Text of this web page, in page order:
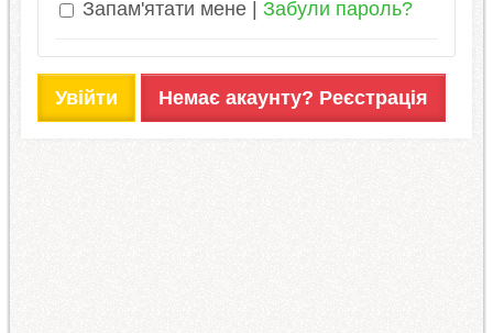
Запам'ятати мене Забули пароль?
Увійти Немає акаунту? Реєстрація